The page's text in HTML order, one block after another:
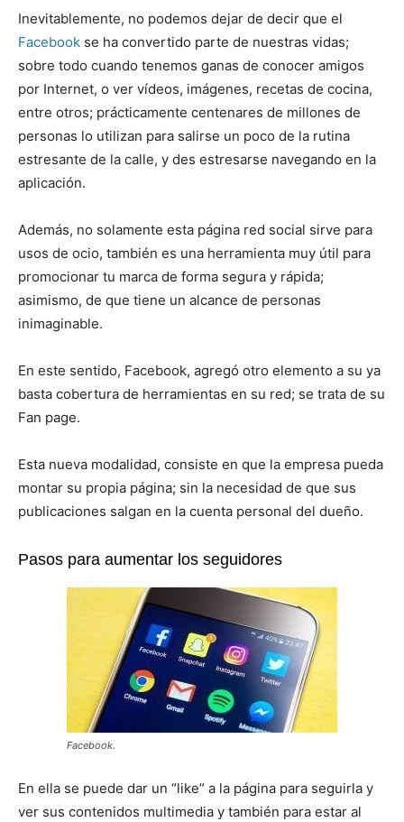
Inevitablemente, no podemos dejar de decir que el
Facebook se ha convertido parte de nuestras vidas;
sobre todo cuando tenemos ganas de conocer amigos
por Internet, o ver vídeos, imágenes, recetas de cocina,
entre otros; prácticamente centenares de millones de
personas lo utilizan para salirse un poco de la rutina
estresante de la calle, y des estresarse navegando en la
aplicación.
Además, no solamente esta página red social sirve para
usos de ocio, también es una herramienta muy útil para
promocionar tu marca de forma segura y rápida;
asimismo, de que tiene un alcance de personas
inimaginable.
En este sentido, Facebook, agregó otro elemento a su ya
basta cobertura de herramientas en su red; se trata de su
Fan page.
Esta nueva modalidad, consiste en que la empresa pueda
montar su propia página; sin la necesidad de que sus
publicaciones salgan en la cuenta personal del dueño.
Pasos para aumentar los seguidores
Facebook.
En ella se puede dar un “like” a la página para seguirla y
ver sus contenidos multimedia y también para estar al